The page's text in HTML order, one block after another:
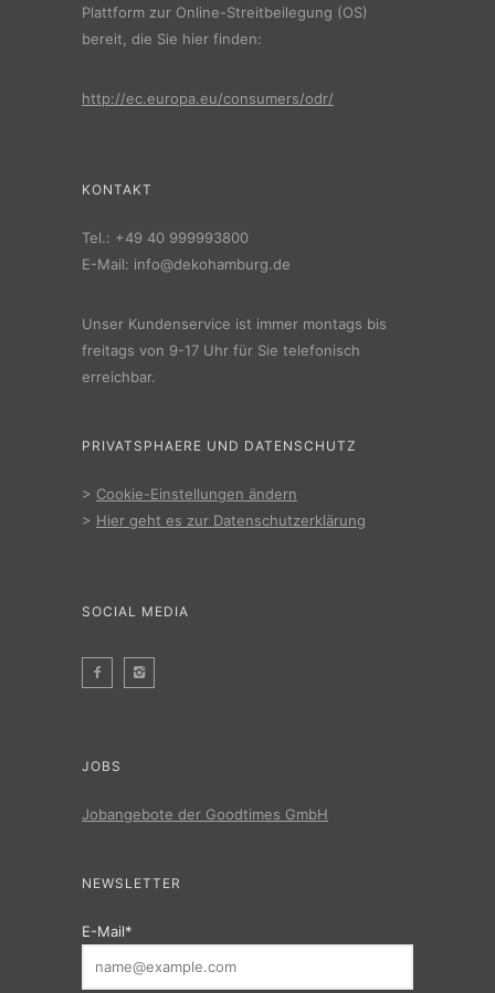
Plattform zur Online-Streitbeilegung (OS)
bereit, die Sie hier finden:
http://ec.europa.eu/consumers/odr/
KONTAKT
Tel.: +49 40 999993800
E-Mail: info@dekohamburg.de
Unser Kundenservice ist immer montags bis
freitags von 9-17 Uhr für Sie telefonisch
erreichbar.
PRIVATSPHAERE UND DATENSCHUTZ
> Cookie-Einstellungen ändern
> Hier geht es zur Datenschutzerklärung
SOCIAL MEDIA
JOBS
Jobangebote der Goodtimes GmbH
NEWSLETTER
E-Mail*